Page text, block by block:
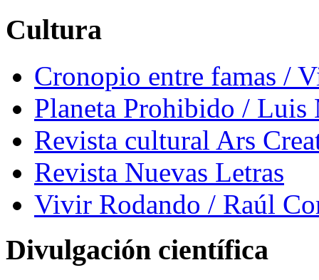
Cultura
Cronopio entre famas /
Planeta Prohibido /
Revista cultural Ars
Revista Nuevas Letras
Vivir Rodando / Raúl
Divulgación científica